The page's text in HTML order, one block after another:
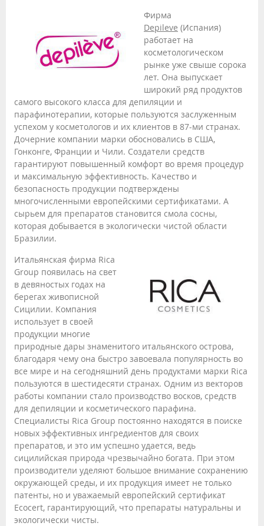
Фирма
Depileve (Испания)
работает на
косметологическом
рынке уже свыше сорока
лет. Она выпускает
широкий ряд продуктов
самого высокого класса для депиляции и
парафинотерапии, которые пользуются заслуженным
успехом у косметологов и их клиентов в 87-ми странах.
Дочерние компании марки обосновались в США,
Гонконге, Франции и Чили. Создатели средств
гарантируют повышенный комфорт во время процедур
и максимальную эффективность. Качество и
безопасность продукции подтверждены
многочисленными европейскими сертификатами. А
сырьем для препаратов становится смола сосны,
которая добывается в экологически чистой области
Бразилии.
Итальянская фирма Rica
Group появилась на свет
в девяностых годах на
берегах живописной
Сицилии. Компания
использует в своей
продукции многие
природные дары знаменитого итальянского острова,
благодаря чему она быстро завоевала популярность во
все мире и на сегодняшний день продуктами марки Rica
пользуются в шестидесяти странах. Одним из векторов
работы компании стало производство восков, средств
для депиляции и косметического парафина.
Специалисты Rica Group постоянно находятся в поиске
новых эффективных ингредиентов для своих
препаратов, и это им успешно удается, ведь
сицилийская природа чрезвычайно богата. При этом
производители уделяют большое внимание сохранению
окружающей среды, и их продукция имеет не только
патенты, но и уважаемый европейский сертификат
Ecocert, гарантирующий, что препараты натуральны и
экологически чисты.